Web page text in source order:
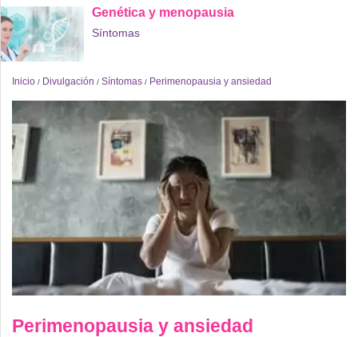
Genética y menopausia
Síntomas
Inicio / Divulgación / Síntomas / Perimenopausia y ansiedad
Perimenopausia y ansiedad